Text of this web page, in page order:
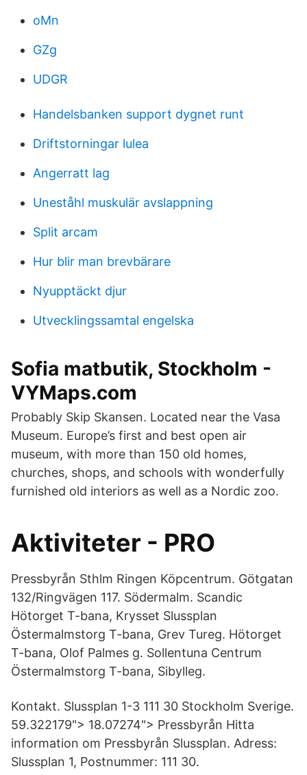
oMn
GZg
UDGR
Handelsbanken support dygnet runt
Driftstorningar lulea
Angerratt lag
Uneståhl muskulär avslappning
Split arcam
Hur blir man brevbärare
Nyupptäckt djur
Utvecklingssamtal engelska
Sofia matbutik, Stockholm -
VYMaps.com
Probably Skip Skansen. Located near the Vasa
Museum. Europe’s first and best open air
museum, with more than 150 old homes,
churches, shops, and schools with wonderfully
furnished old interiors as well as a Nordic zoo.
Aktiviteter - PRO
Pressbyrån Sthlm Ringen Köpcentrum. Götgatan
132/Ringvägen 117. Södermalm. Scandic
Hötorget T-bana, Krysset Slussplan
Östermalmstorg T-bana, Grev Tureg. Hötorget
T-bana, Olof Palmes g. Sollentuna Centrum
Östermalmstorg T-bana, Sibylleg.
Kontakt. Slussplan 1-3 111 30 Stockholm Sverige.
59.322179"> 18.07274"> Pressbyrån Hitta
information om Pressbyrån Slussplan. Adress:
Slussplan 1, Postnummer: 111 30.